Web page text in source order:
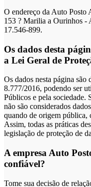
O endereço da Auto
153 ? Marilia a Ourinhos -
17.546-899.
Os dados desta
a Lei Geral de
Os dados nesta página
8.777/2016, podendo ser
Públicos e pela
não são considerados
quando de origem pública,
Assim, todas as práticas
legislação de proteção de
A empresa Auto
confiável?
Tome sua decisão de